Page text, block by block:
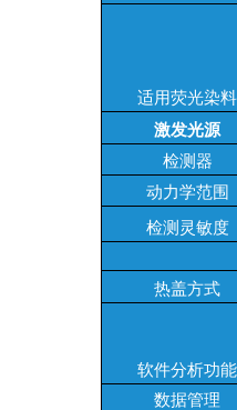
适用荧光染料
激发光源
检测器
动力学范围
检测灵敏度
热盖方式
软件分析功能
数据管理